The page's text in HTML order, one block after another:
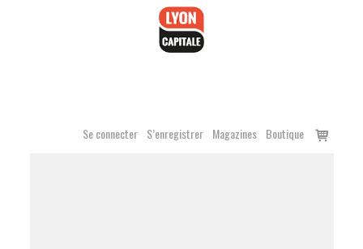
Se connecter S’enregistrer Magazines Boutique
Voir